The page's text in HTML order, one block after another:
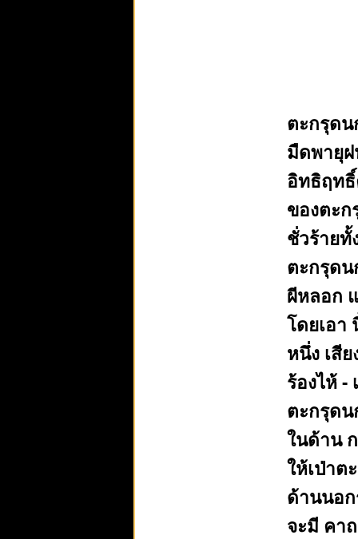
ตะกรุด
มืดพายุ
อิทธิฤท
ของตะก
ชั่วร้ายทั้
ตะกรุดน
ผีหลอก
โดยเอา
หนึ่ง เสี
ร้องไห้ -
ตะกรุดน
ในด้าน
ให้เป่าต
ด้านนอก
จะมี คา